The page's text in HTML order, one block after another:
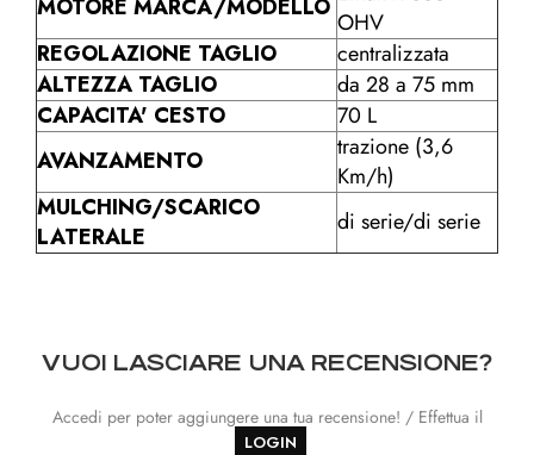
MOTORE MARCA/MODELLO OHV
REGOLAZIONE TAGLIO
centralizzata
ALTEZZA TAGLIO
da 28 a 75 mm
CAPACITA' CESTO
70 L
AVANZAMENTO
trazione (3,6
Km/h)
MULCHING/SCARICO
LATERALE
di serie/di serie
VUOI LASCIARE UNA RECENSIONE?
Accedi per poter aggiungere una tua recensione! / Effettua il
LOGIN